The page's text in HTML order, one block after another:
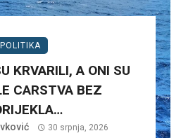
POLITIKA
KRVARILI, A ONI SU
CARSTVA BEZ
30 srpnja, 2026